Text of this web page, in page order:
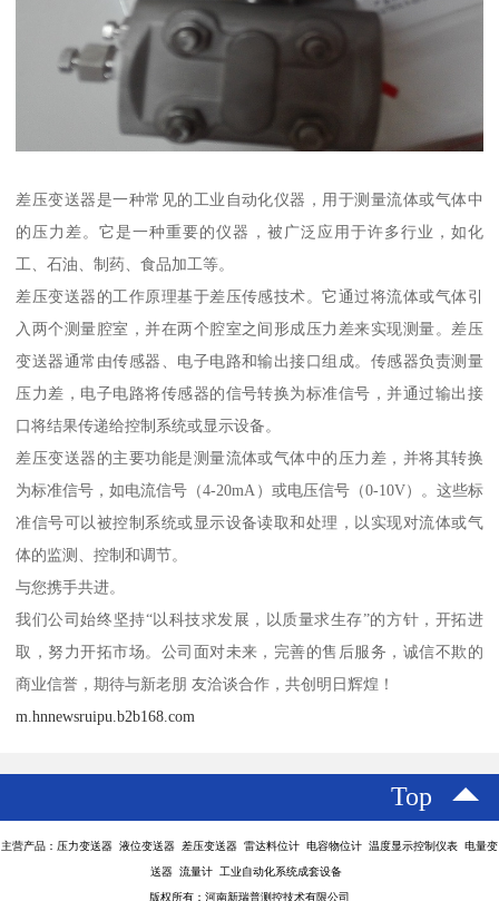
差压变送器是一种常见的工业自动化仪器，用于测量流体或气体中
的压力差。它是一种重要的仪器，被广泛应用于许多行业，如化
工、石油、制药、食品加工等。
差压变送器的工作原理基于差压传感技术。它通过将流体或气体引
入两个测量腔室，并在两个腔室之间形成压力差来实现测量。差压
变送器通常由传感器、电子电路和输出接口组成。传感器负责测量
压力差，电子电路将传感器的信号转换为标准信号，并通过输出接
口将结果传递给控制系统或显示设备。
差压变送器的主要功能是测量流体或气体中的压力差，并将其转换
为标准信号，如电流信号（4-20mA）或电压信号（0-10V）。这些标
准信号可以被控制系统或显示设备读取和处理，以实现对流体或气
体的监测、控制和调节。
与您携手共进。
我们公司始终坚持“以科技求发展，以质量求生存”的方针，开拓进
取，努力开拓市场。公司面对未来，完善的售后服务，诚信不欺的
商业信誉，期待与新老朋 友洽谈合作，共创明日辉煌！
m.hnnewsruipu.b2b168.com
Top
主营产品：压力变送器 液位变送器 差压变送器 雷达料位计 电容物位计 温度显示控制仪表 电量变
送器 流量计 工业自动化系统成套设备
版权所有：河南新瑞普测控技术有限公司